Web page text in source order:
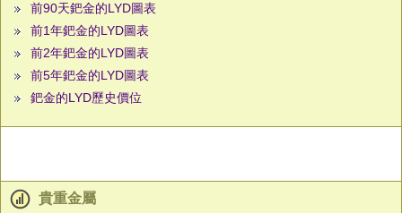
前90天鈀金的LYD圖表
前1年鈀金的LYD圖表
前2年鈀金的LYD圖表
前5年鈀金的LYD圖表
鈀金的LYD歷史價位
貴重金屬